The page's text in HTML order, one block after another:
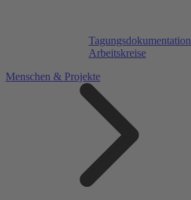
Tagungsdokumentation
Arbeitskreise
Menschen & Projekte